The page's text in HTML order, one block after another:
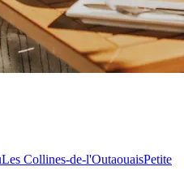
Les Collines-de-l'OutaouaisPetite